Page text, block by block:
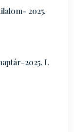
2025.
2025. I.